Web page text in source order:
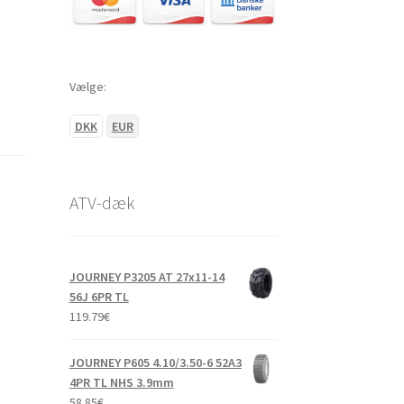
Vælge:
DKK EUR
ATV-dæk
JOURNEY P3205 AT 27x11-14
56J 6PR TL
119.79€
JOURNEY P605 4.10/3.50-6 52A3
4PR TL NHS 3.9mm